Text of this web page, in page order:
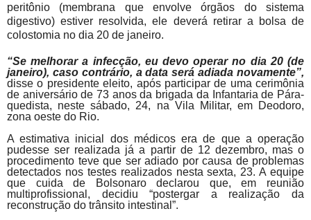
peritônio (membrana que envolve órgãos do sistema
digestivo) estiver resolvida, ele deverá retirar a bolsa de
colostomia no dia 20 de janeiro.
“Se melhorar a infecção, eu devo operar no dia 20 (de
janeiro), caso contrário, a data será adiada novamente”,
disse o presidente eleito, após participar de uma cerimônia
de aniversário de 73 anos da brigada da Infantaria de Pára-
quedista, neste sábado, 24, na Vila Militar, em Deodoro,
zona oeste do Rio.
A estimativa inicial dos médicos era de que a operação
pudesse ser realizada já a partir de 12 dezembro, mas o
procedimento teve que ser adiado por causa de problemas
detectados nos testes realizados nesta sexta, 23. A equipe
que cuida de Bolsonaro declarou que, em reunião
multiprofissional, decidiu “postergar a realização da
reconstrução do trânsito intestinal”.